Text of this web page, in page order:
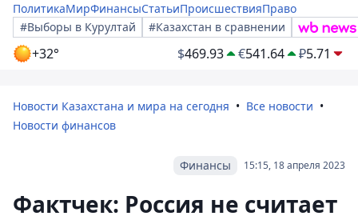
ПолитикаМирФинансыСтатьиПроисшествияПраво
#Выборы в Курултай
#Казахстан в сравнении
+32° $469.93 €541.64 ₽5.71
Новости Казахстана и мира на сегодня
Все новости
Новости финансов
15:15, 18 апреля 2023
Финансы
Фактчек: Россия не считает